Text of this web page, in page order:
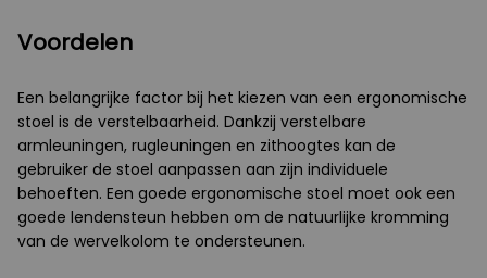
Voordelen
Een belangrijke factor bij het kiezen van een ergonomische
stoel is de verstelbaarheid. Dankzij verstelbare
armleuningen, rugleuningen en zithoogtes kan de
gebruiker de stoel aanpassen aan zijn individuele
behoeften. Een goede ergonomische stoel moet ook een
goede lendensteun hebben om de natuurlijke kromming
van de wervelkolom te ondersteunen.